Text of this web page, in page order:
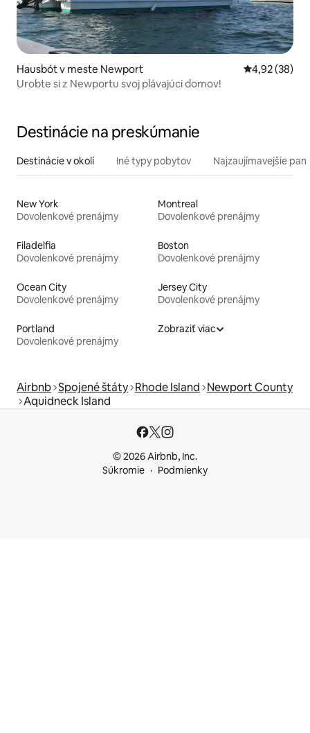
Hausbót v meste Newport Priemerné
4,92 (38)
Urobte si z Newportu svoj plávajúci domov!
Destinácie na preskúmanie
Destinácie v okolí Iné typy pobytov Najzaujímavejšie
New York
Dovolenkové prenájmy
Montreal
Dovolenkové prenájmy
Filadelfia
Dovolenkové prenájmy
Boston
Dovolenkové prenájmy
Ocean City
Dovolenkové prenájmy
Jersey City
Dovolenkové prenájmy
Portland
Dovolenkové prenájmy
Zobraziť viac
Airbnb Spojené štáty Rhode Island Newport County
Aquidneck Island
© 2026 Airbnb, Inc.
Súkromie
Podmienky